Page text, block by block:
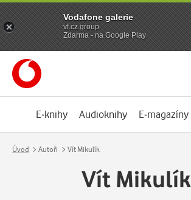
E-knihy Audioknihy E-magazíny
Úvod Autoři Vít Mikulík
Vít Mikulík
Vodafone galerie
vf.cz.group
Zdarma - na Google Play